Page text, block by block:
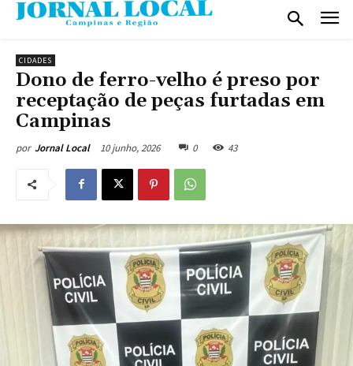
CIDADES
Dono de ferro-velho é preso por
receptação de peças furtadas em
Campinas
por Jornal Local 10 junho, 2026 0 43